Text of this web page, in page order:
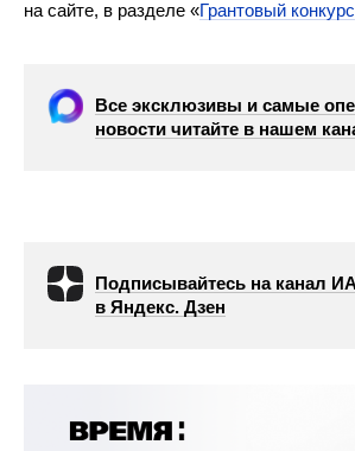
на сайте, в разделе «Грантовый конкурс
Все эксклюзивы и самые
новости читайте в нашем
Подписывайтесь на канал
в Яндекс. Дзен